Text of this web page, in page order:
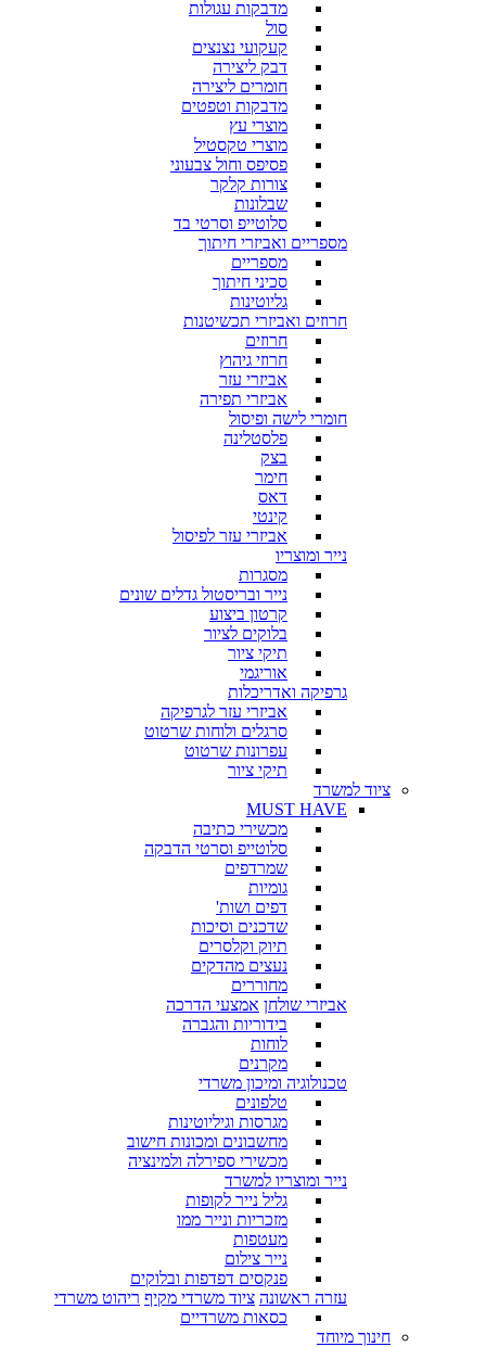
מדבקות עגולות
סול
קעקועי נצנצים
דבק ליצירה
חומרים ליצירה
מדבקות וטפטים
מוצרי עץ
מוצרי טקסטיל
פסיפס וחול צבעוני
צורות קלקר
שבלונות
סלוטייפ וסרטי בד
מספריים ואביזרי חיתוך
מספריים
סכיני חיתוך
גליוטינות
חרוזים ואביזרי תכשיטנות
חרוזים
חרוזי גיהוץ
אביזרי עזר
אביזרי תפירה
חומרי לישה ופיסול
פלסטלינה
בצק
חימר
דאס
קינטי
אביזרי עזר לפיסול
נייר ומוצריו
מסגרות
נייר ובריסטול גדלים שונים
קרטון ביצוע
בלוקים לציור
תיקי ציור
אוריגמי
גרפיקה ואדריכלות
אביזרי עזר לגרפיקה
סרגלים ולוחות שרטוט
עפרונות שרטוט
תיקי ציור
ציוד למשרד
MUST HAVE
מכשירי כתיבה
סלוטייפ וסרטי הדבקה
שמרדפים
גומיות
דפים ושות'
שדכנים וסיכות
תיוק וקלסרים
נעצים מהדקים
מחוררים
אביזרי שולחן אמצעי הדרכה
בידוריות והגברה
לוחות
מקרנים
טכנולוגיה ומיכון משרדי
טלפונים
מגרסות וגיליוטינות
מחשבונים ומכונות חישוב
מכשירי ספירלה ולמינציה
נייר ומוצריו למשרד
גליל נייר לקופות
מזכריות ונייר ממו
מעטפות
נייר צילום
פנקסים דפדפות ובלוקים
עזרה ראשונה ציוד משרדי מקיף ריהוט משרדי
כסאות משרדיים
חינוך מיוחד